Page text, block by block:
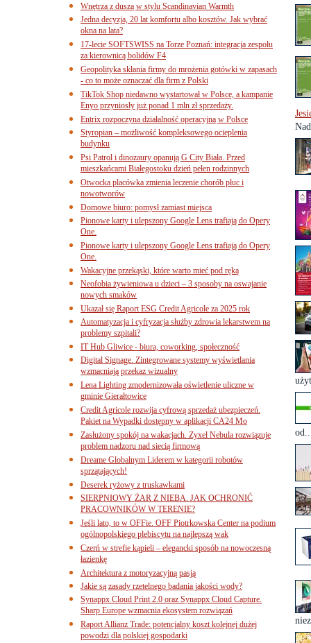
Wnętrza z duszą w stylu Scandinavian Warmth
Jedna decyzja, 20 lat komfortu albo kosztów. Jak wybrać
okna na lata?
17-lecie SOFTSWISS na Torze Poznań: integracja zespołu
za kierownicą bolidów F4
Geopolityka skłania firmy do mrożenia gotówki w zapasach
- co to może oznaczać dla firm z Polski
TikTok Shop niedawno wystartował w Polsce, a kampanie
Enyo przyniosły już ponad 1 mln zł sprzedaży.
Entrix rozpoczyna działalność operacyjną w Polsce
Styropian – możliwość kompleksowego ocieplenia
budynku
Psi Patrol i dinozaury opanują G City Biała. Przed
mieszkańcami Białegostoku dzień pełen rodzinnych
Otwocka placówka zmienia leczenie chorób płuc i
nowotworów
Domowe biuro: pomysł zamiast miejsca
Pionowe karty i ulepszony Google Lens trafiają do Opery
One.
Pionowe karty i ulepszony Google Lens trafiają do Opery
One.
Wakacyjne przekąski, które warto mieć pod ręką
Neofobia żywieniowa u dzieci – 3 sposoby na oswajanie
nowych smaków
Ukazał się Raport ESG Credit Agricole za 2025 rok
Automatyzacja i cyfryzacja służby zdrowia lekarstwem na
problemy szpitali?
IT Hub Gliwice - biura, coworking, społeczność
Digital Signage. Zintegrowane systemy wyświetlania
wzmacniają przekaz wizualny
Lena Lighting zmodernizowała oświetlenie uliczne w
gminie Gierałtowice
Credit Agricole rozwija cyfrową sprzedaż ubezpieczeń.
Pakiet na Wypadki dostępny w aplikacji CA24 Mo
Zasłużony spokój na wakacjach. Zyxel Nebula rozwiązuje
problem nadzoru nad siecią firmową
Dreame Globalnym Liderem w kategorii robotów
sprzątających!
Deserek ryżowy z truskawkami
SIERPNIOWY ŻAR Z NIEBA. JAK OCHRONIĆ
PRACOWNIKÓW W TERENIE?
Jeśli lato, to w OFFie. OFF Piotrkowska Center na podium
ogólnopolskiego plebiscytu na najlepszą wak
Czerń w strefie kąpieli – elegancki sposób na nowoczesną
łazienkę
Architektura z motoryzacyjną pasją
Jakie są zasady rzetelnego badania jakości wody?
Synappx Cloud Print 2.0 oraz Synappx Cloud Capture.
Sharp Europe wzmacnia ekosystem rozwiązań
Raport Allianz Trade: potencjalny koszt kolejnej dużej
powodzi dla polskiej gospodarki